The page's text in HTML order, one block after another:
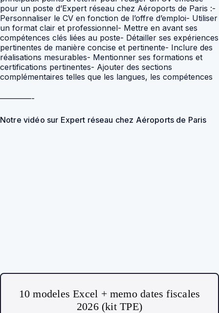
————-
Notre vidéo sur Expert réseau chez Aéroports de Paris
10 modeles Excel + memo dates fiscales
2026 (kit TPE)